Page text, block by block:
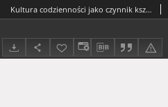
Kultura codzienności jako czynnik kształtujący orientacje życiowe = Everyday culture as a factor in developing life expectations